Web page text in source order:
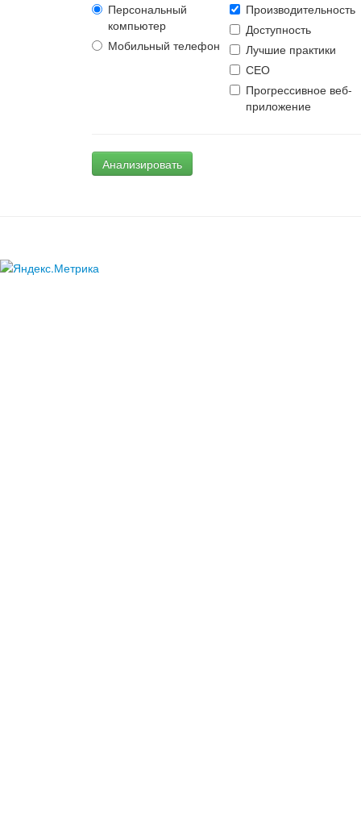
Персональный
компьютер
Мобильный телефон
Производительность
Доступность
Лучшие практики
СЕО
Прогрессивное веб-
приложение
Анализировать